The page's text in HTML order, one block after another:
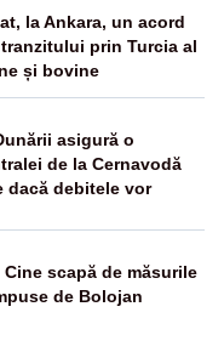
la Ankara, un acord
prin Turcia al
și bovine
asigură o
de la Cernavodă
dacă debitele vor
scapă de măsurile
de Bolojan